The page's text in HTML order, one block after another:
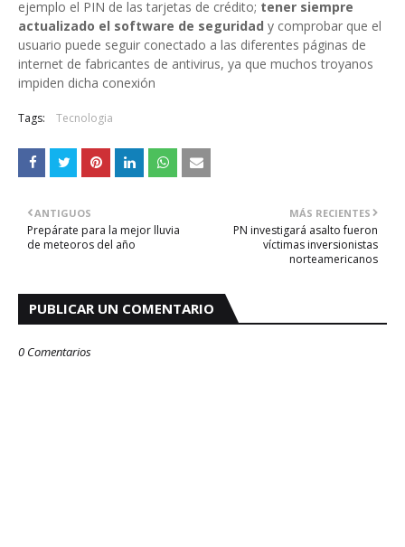
ejemplo el PIN de las tarjetas de crédito; tener siempre
actualizado el software de seguridad y comprobar que el
usuario puede seguir conectado a las diferentes páginas de
internet de fabricantes de antivirus, ya que muchos troyanos
impiden dicha conexión
Tags: Tecnologia
MÁS RECIENTES
PN investigará asalto fueron
víctimas inversionistas
norteamericanos
ANTIGUOS
Prepárate para la mejor lluvia
de meteoros del año
PUBLICAR UN COMENTARIO
0 Comentarios